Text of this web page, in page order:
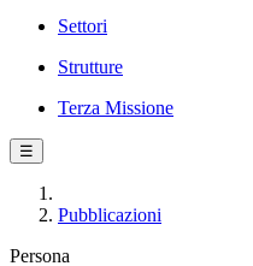
Settori
Strutture
Terza Missione
☰
Pubblicazioni
Persona